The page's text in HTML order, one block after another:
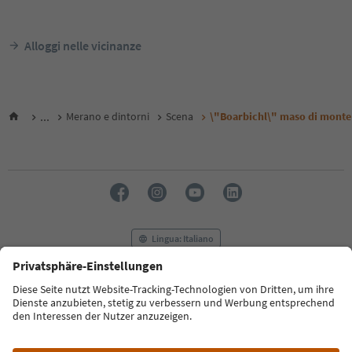
Alloggi nelle vicinanze
... Merano e dintorni Scena \"Boarbichl\" maso di
Lingua: Italiano
FAQ Contatti Press MICE
Privacy Policy
Termini e condizioni
Crediti
Cookie Policy